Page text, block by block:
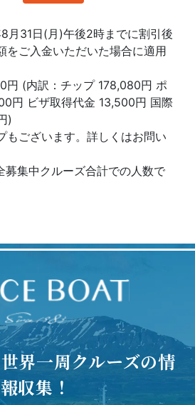
月31日(月)午後2時までに割引後
をご入金いただいた場合に適用
円 (内訳：チップ 178,080円 ポ
円 ビザ取得代金 13,500円 国際
)
もございます。詳しくはお問い
募集中クルーズ合計での人数で
界一周クルーズの情
報収集！